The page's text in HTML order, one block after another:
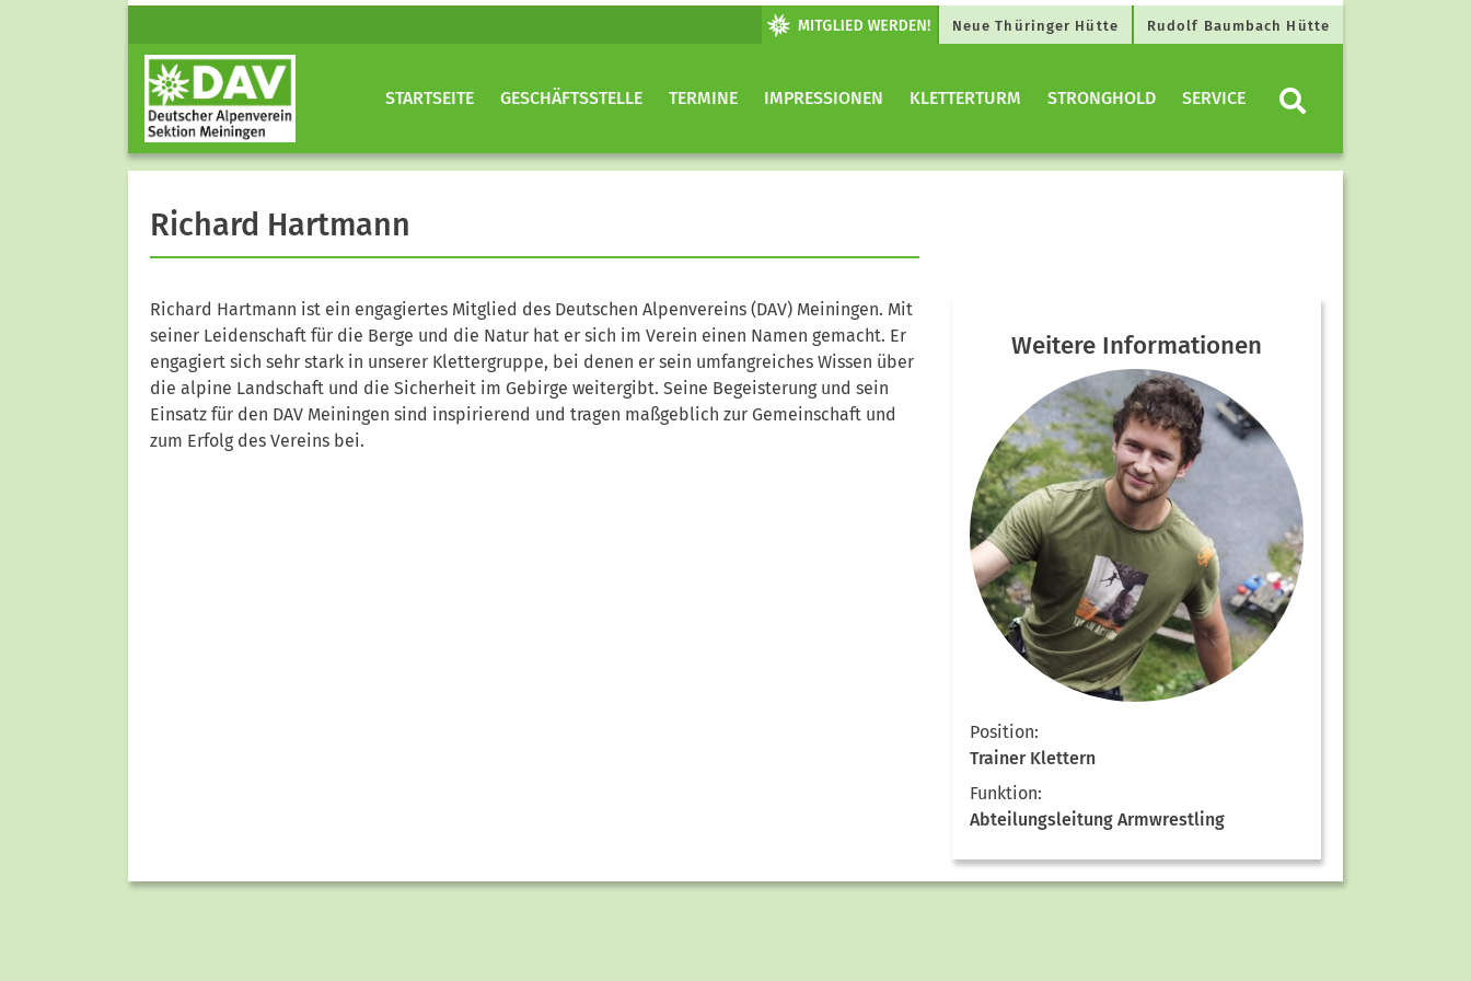
Neue Thüringer Hütte Rudolf Baumbach Hütte
STARTSEITE GESCHÄFTSSTELLE TERMINE IMPRESSIONEN KLETTERTURM STRONGHOLD SERVICE
Richard Hartmann
Richard Hartmann ist ein engagiertes Mitglied des Deutschen Alpenvereins (DAV) Meiningen. Mit
seiner Leidenschaft für die Berge und die Natur hat er sich im Verein einen Namen gemacht. Er
engagiert sich sehr stark in unserer Klettergruppe, bei denen er sein umfangreiches Wissen über
die alpine Landschaft und die Sicherheit im Gebirge weitergibt. Seine Begeisterung und sein
Einsatz für den DAV Meiningen sind inspirierend und tragen maßgeblich zur Gemeinschaft und
zum Erfolg des Vereins bei.
Weitere Informationen
Position:
Trainer Klettern
Funktion:
Abteilungsleitung Armwrestling